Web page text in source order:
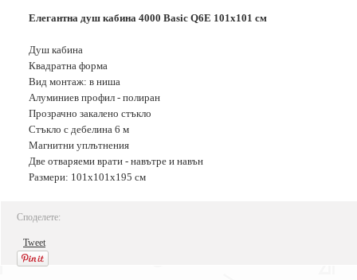
Елегантна душ кабина 4000 Basic Q6E 101x101 см
Душ кабина
Квадратна форма
Вид монтаж: в ниша
Алуминиев профил - полиран
Прозрачно закалено стъкло
Стъкло с дебелина 6 м
Магнитни уплътнения
Две отваряеми врати - навътре и навън
Размери: 101x101x195 см
Споделете:
Tweet